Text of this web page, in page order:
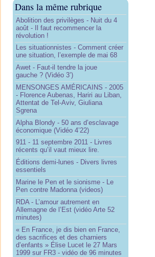
Dans la même rubrique
Abolition des privilèges - Nuit du 4
août - Il faut recommencer la
révolution !
Les situationnistes - Comment créer
une situation, l’exemple de mai 68
Awet - Faut-il tendre la joue
gauche ? (Vidéo 3’)
MENSONGES AMÉRICAINS - 2005
- Florence Aubenas, Hariri au Liban,
Attentat de Tel-Aviv, Giuliana
Sgrena
Alpha Blondy - 50 ans d’esclavage
économique (Vidéo 4’22)
911 - 11 septembre 2011 - Livres
récents qu’il vaut mieux lire.
Éditions demi-lunes - Divers livres
essentiels
Marine le Pen et le sionisme - Le
Pen contre Madonna (videos)
RDA - L’amour autrement en
Allemagne de l’Est (vidéo Arte 52
minutes)
« En France, je dis bien en France,
des sacrifices et des charniers
d’enfants » Élise Lucet le 27 Mars
1999 sur FR3 - vidéo de 96 minutes